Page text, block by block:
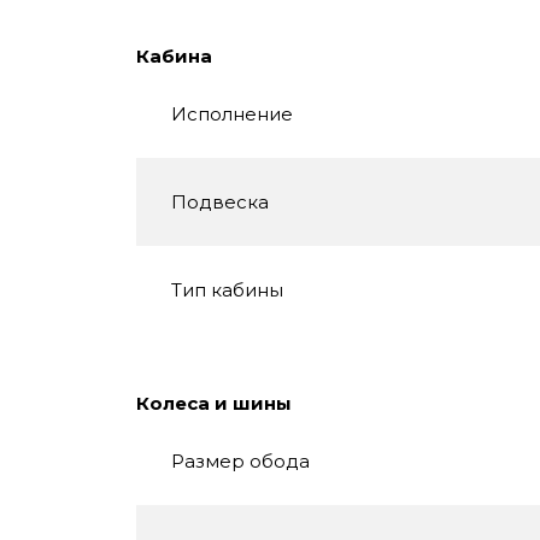
Кабина
Исполнение
Подвеска
Тип кабины
Колеса и шины
Размер обода